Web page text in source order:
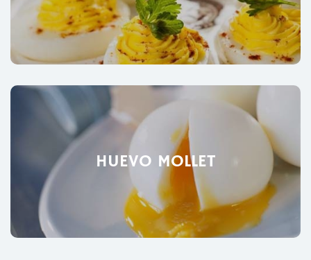
HUEVO MOLLET